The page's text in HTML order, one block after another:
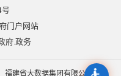
号
门户网站
府.政务
福建省大数据集团有限公司